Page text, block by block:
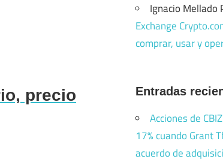
precio
Ignacio Mellado
Exchange
comprar, usar y
Entradas
Acciones de
17% cuando Grant
acuerdo de